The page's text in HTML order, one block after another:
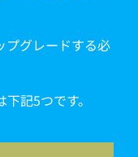
プグレードする必
記5つです。